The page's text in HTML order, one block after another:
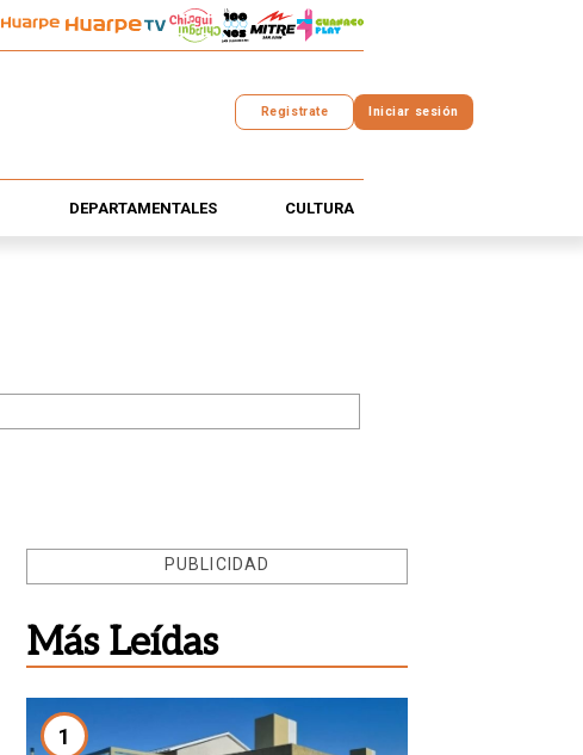
Registrate Iniciar sesión
DEPARTAMENTALES CULTURA
PUBLICIDAD
Más Leídas
1